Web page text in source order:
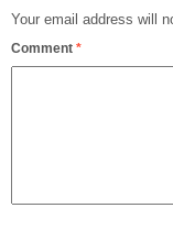
Your email address will
Comment *